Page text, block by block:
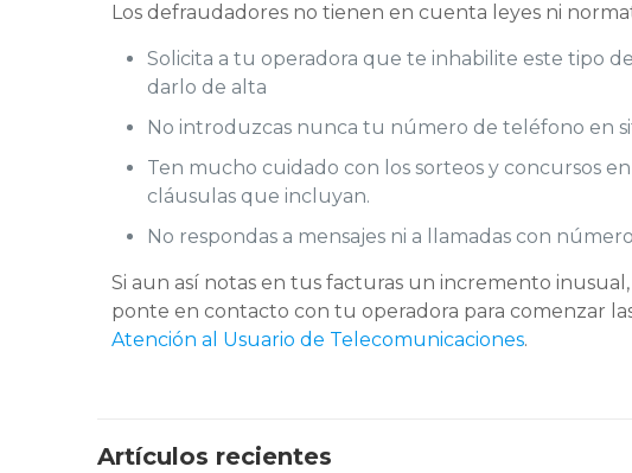
Los defraudadores no tienen en cuenta leyes ni
Solicita a tu operadora que te inhabilite este tipo
darlo de alta
No introduzcas nunca tu número de teléfono en
Ten mucho cuidado con los sorteos y concursos
cláusulas que incluyan.
No respondas a mensajes ni a llamadas con
Si aun así notas en tus facturas un incremento
ponte en contacto con tu operadora para comenzar
Atención al Usuario de Telecomunicaciones.
Artículos recientes